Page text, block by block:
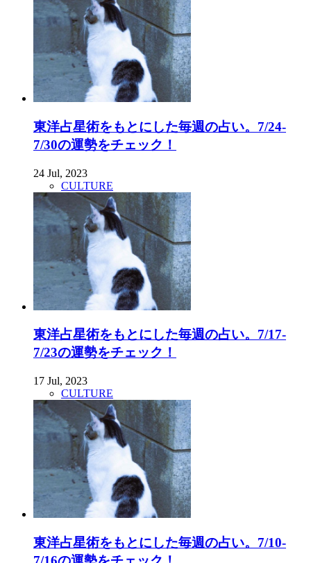
東洋占星術をもとにした毎週の占い。7/24-
7/30の運勢をチェック！
24 Jul, 2023
CULTURE
東洋占星術をもとにした毎週の占い。7/17-
7/23の運勢をチェック！
17 Jul, 2023
CULTURE
東洋占星術をもとにした毎週の占い。7/10-